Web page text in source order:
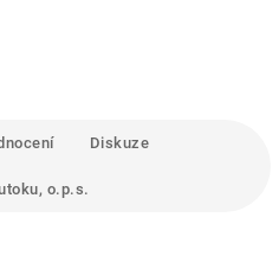
Diskuze
o.p.s.